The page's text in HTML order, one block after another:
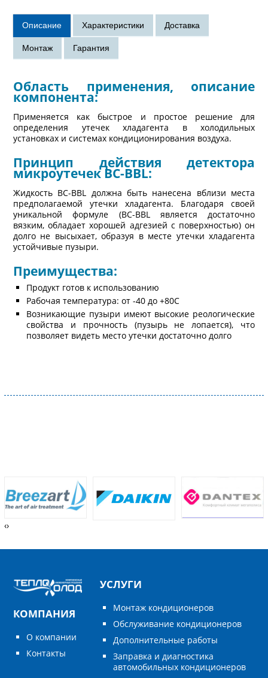
Область применения, описание
компонента:
Применяется как быстрое и простое решение для
определения утечек хладагента в холодильных
установках и системах кондиционирования воздуха.
Принцип действия детектора
микроутечек BC-BBL:
Жидкость BC-BBL должна быть нанесена вблизи места
предполагаемой утечки хладагента. Благодаря своей
уникальной формуле (BC-BBL является достаточно
вязким, обладает хорошей адгезией с поверхностью) он
долго не высыхает, образуя в месте утечки хладагента
устойчивые пузыри.
Преимущества:
Продукт готов к использованию
Рабочая температура: от -40 до +80С
Возникающие пузыри имеют высокие реологические
свойства и прочность (пузырь не лопается), что
позволяет видеть место утечки достаточно долго
‹›
КОМПАНИЯ
О компании
Контакты
УСЛУГИ
Монтаж кондиционеров
Обслуживание кондиционеров
Дополнительные работы
Заправка и диагностика
автомобильных кондиционеров